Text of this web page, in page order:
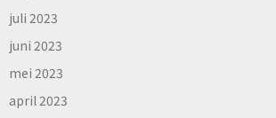
juli 2023
juni 2023
mei 2023
april 2023